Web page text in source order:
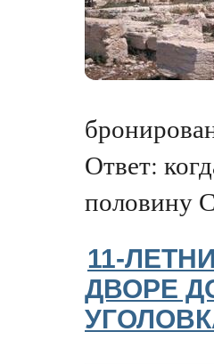
Ответ:
половину
11-
ДВОРЕ